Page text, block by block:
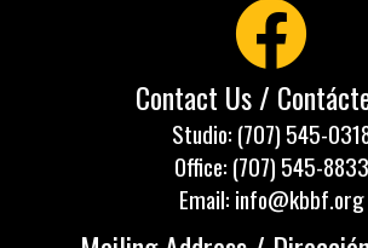
Contact Us /
Studio: (707) 545-
Office: (707) 545-8833
Email: info@kbbf.org